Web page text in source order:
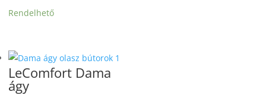
Rendelhető
LeComfort Dama
ágy